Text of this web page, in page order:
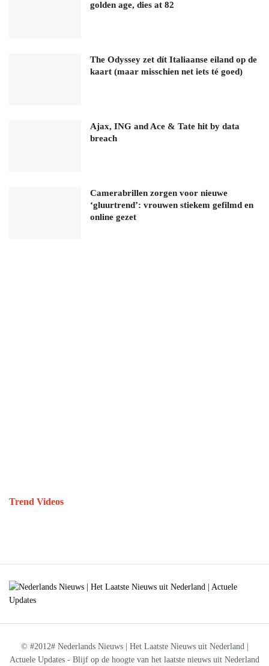
golden age, dies at 82
The Odyssey zet dít Italiaanse eiland op de
kaart (maar misschien net iets té goed)
Ajax, ING and Ace & Tate hit by data
breach
Camerabrillen zorgen voor nieuwe
‘gluurtrend’: vrouwen stiekem gefilmd en
online gezet
Trend Videos
© #2012# Nederlands Nieuws | Het Laatste Nieuws uit Nederland |
Actuele Updates - Blijf op de hoogte van het laatste nieuws uit Nederland